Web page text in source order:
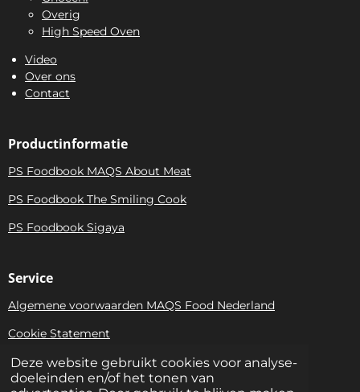
Deze website gebruikt cookies voor analyse-
doeleinden en/of het tonen van
Overig
High Speed Oven
Video
Over ons
Contact
Productinformatie
PS Foodbook MAQS About Meat
PS Foodbook The Smiling Cook
PS Foodbook Sigaya
Service
Algemene voorwaarden MAQS Food Nederland
Cookie Statement
Privacy Statement